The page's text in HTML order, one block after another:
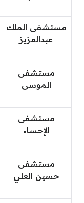
مستشفى الملك
عبدالعزيز
مستشفى
الموسى
مستشفى
الإحساء
مستشفى
حسين العلي